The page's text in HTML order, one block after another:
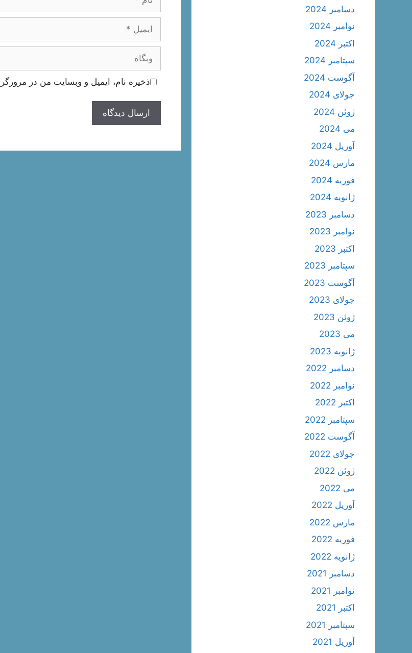
وبگاه
ذخیره نام، ایمیل و وبسایت من در
دسامبر 2024
نوامبر 2024
اکتبر 2024
سپتامبر 2024
آگوست 2024
جولای 2024
ژوئن 2024
می 2024
آوریل 2024
مارس 2024
فوریه 2024
ژانویه 2024
دسامبر 2023
نوامبر 2023
اکتبر 2023
سپتامبر 2023
آگوست 2023
جولای 2023
ژوئن 2023
می 2023
ژانویه 2023
دسامبر 2022
نوامبر 2022
اکتبر 2022
سپتامبر 2022
آگوست 2022
جولای 2022
ژوئن 2022
می 2022
آوریل 2022
مارس 2022
فوریه 2022
ژانویه 2022
دسامبر 2021
نوامبر 2021
اکتبر 2021
سپتامبر 2021
آوریل 2021